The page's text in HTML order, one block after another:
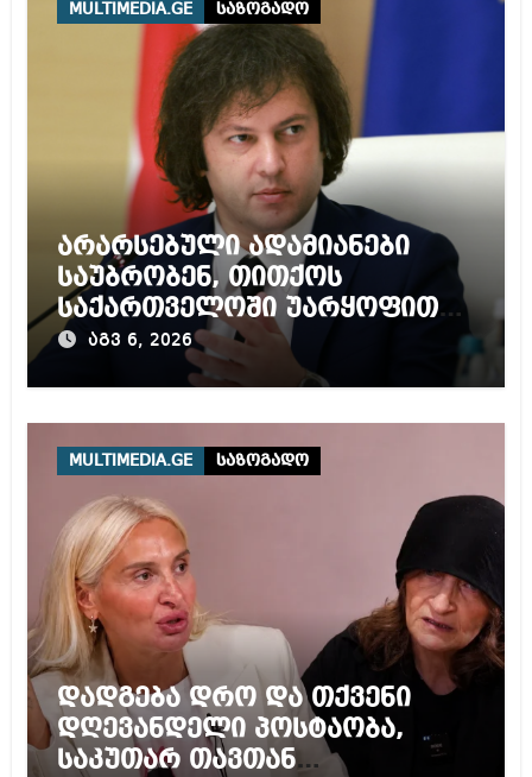
MULTIMEDIA.GE საზოგადო
არარსებული ადამიანები
საუბრობენ, თითქოს
საქართველოში უარყოფითი
გარემოა შექმნილი რუსი
ტურისტებისთვის, ჩვენი კარი
აგვ 6, 2026
MULTIMEDIA.GE საზოგადო
დადგება დრო და თქვენი
დღევანდელი პოსტაობა,
საკუთარ თავთან